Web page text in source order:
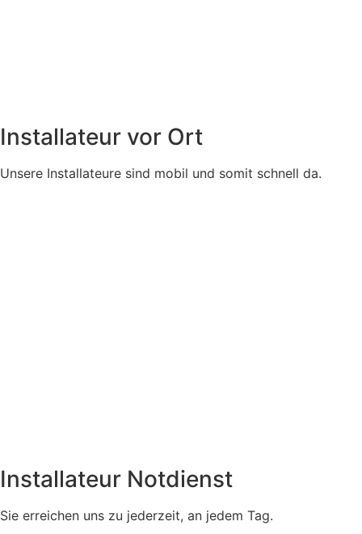
Installateur vor Ort
Unsere Installateure sind mobil und somit schnell da.
Installateur Notdienst
Sie erreichen uns zu jederzeit, an jedem Tag.